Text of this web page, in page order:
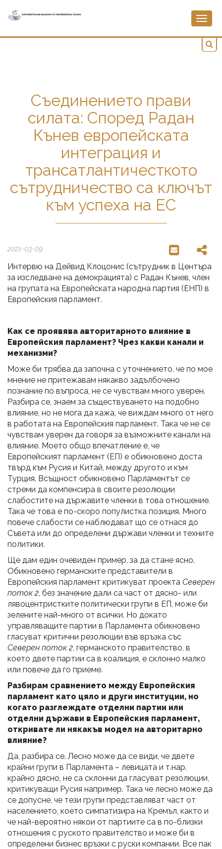
Съединението прави
силата: Според Радан
Кънев европейската
интеграция и
трансатлантичесткото
сътрудничество са ключът
към успеха на ЕС
2021-03-09
Интервю на Дейвид Клоцонис (сътрудник в Центъра
за изследване на демокрацията) с Радан Кънев, член
на групата на Европейската народна партия (ЕНП) в
Европейския парламент.
Kак се проявява авторитарното влияние в
Европейския парламент? Чрез какви канали и
механизми?
Може би трябва да започна с уточнението, че по мое
мнение не притежавам някакво задълбочено
познание по въпроса, не се чувствам много уверен.
Разбира се, знаем за съществуването на подобно
влияние, но не мога да кажа, че виждам много от него
в работата на Европейския парламент. Така че не се
чувствам уверен да говоря за възможните канали на
влияние. Моето общо впечатление е, че
Европейският парламент (ЕП) е обикновено доста
твърд към Русия и Китай, между другото и към
Турция. Всъщност обикновено Парламентът се
стреми да компенсира в своите резолюции
слабостите на държавите членки в това отношение.
Така че това е по-скоро популистка позиция. Много
повече слабости се наблюдават що се отнася до
Съвета или до определени държави членки и техните
политики.
Ще дам един очевиден пример, за да стане ясно.
Обикновено германските представители в
Европейския парламент критикуват проекта Северен
поток 2, без значение дали са част от дясно- или
лявоцентристките политически групи в ЕП, може би
зелените най-много от всички. Но докато
управляващите партии в Парламента обикновено
гласуват критични резолюции във връзка със
Северен поток 2, германското правителство, в
което двете партии са в коалиция, е склонно малко
или повече да го приеме.
Разбирам сравнението между Европейския
парламент като цяло и други институции, но
когато разглеждате отделни партии или
отделни държави в Европейския парламент,
откривате ли някакъв модел на авторитарно
влияние?
Да, разбира се. Лесно може да се види, че двете
крайни групи в Парламента – левицата и т.нар.
крайно дясно, не са склонни да гласуват резолюции,
критикуващи Русия например. Така че лесно може да
се допусне, че тези групи представляват част от
населението, което симпатизира на Кремъл, както и
че най-вероятно някои от партиите са в по-близки
отношения с руското правителство и може би в
определени бизнес връзки с руски компании. Все пак